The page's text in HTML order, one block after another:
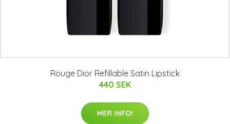
Rouge Dior Refillable Satin Lipstick
440 SEK
MER INFO!